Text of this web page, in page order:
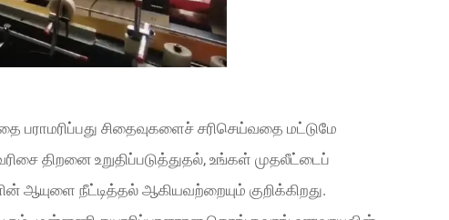
பராமரிப்பது சிதைவுகளைச் சரிசெய்வதை மட்டுமே
திறனை உறுதிப்படுத்துதல், உங்கள் முதலீட்டைப்
ஆயுளை நீட்டித்தல் ஆகியவற்றையும் குறிக்கிறது.